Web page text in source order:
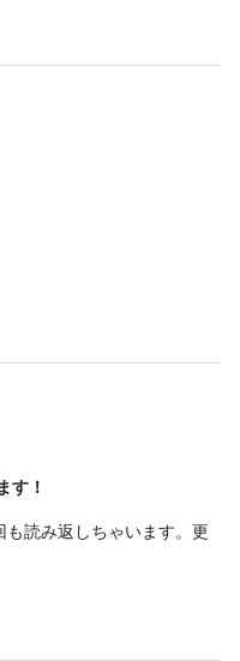
す！
読み返しちゃいます。更